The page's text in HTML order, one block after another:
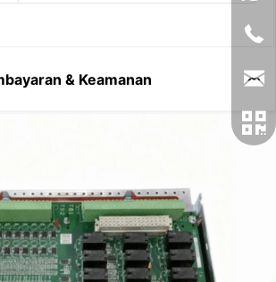
& Keamanan